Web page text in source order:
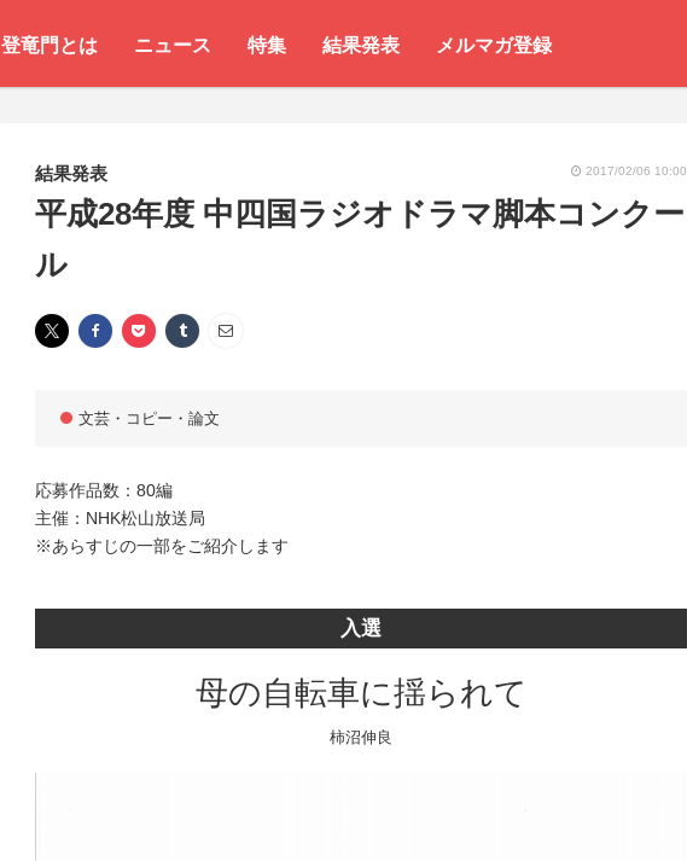
登竜門とは ニュース 特集 結果発表 メルマガ登録
結果発表 2017/02/06 10:00
平成28年度 中四国ラジオドラマ脚本コンクー
ル
文芸・コピー・論文
応募作品数：80編
主催：NHK松山放送局
※あらすじの一部をご紹介します
入選
母の自転車に揺られて
柿沼伸良